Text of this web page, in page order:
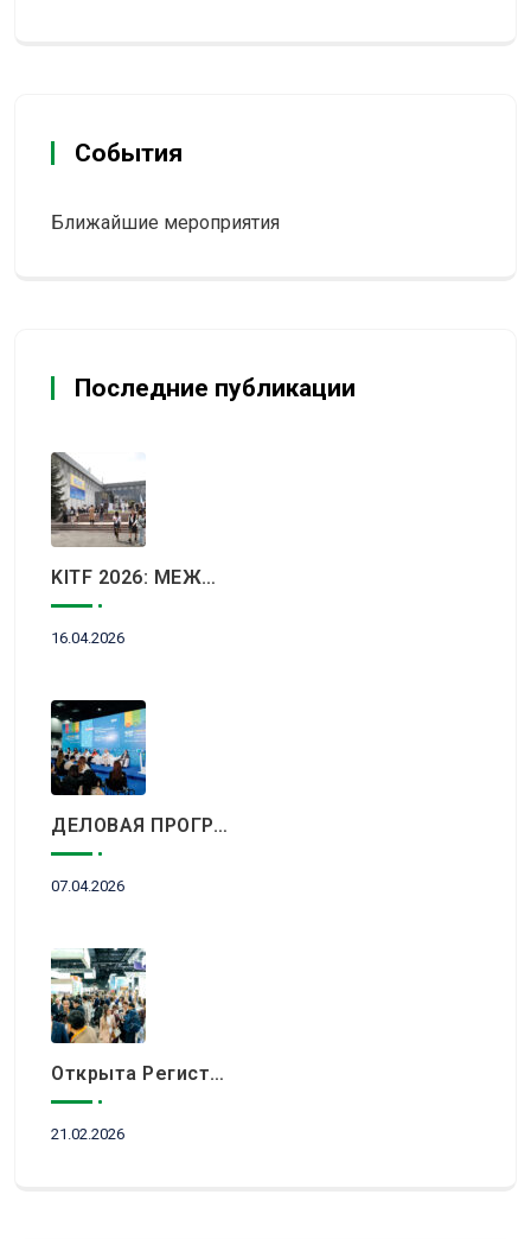
События
Ближайшие мероприятия
Последние публикации
KITF 2026: МЕЖДУНАРОДНЫЙ ТУРИСТИЧЕСКИЙ РЫНОК ВСТРЕТИТСЯ В АЛМАТЫ
16.04.2026
ДЕЛОВАЯ ПРОГРАММА KITF 2026: ВАЖНЕЙШИЕ АСПЕКТЫ РЫНКА ТУРИЗМА В НОВОЙ РЕАЛЬНОСТИ ОБСУДЯТ В АЛМАТЫ
07.04.2026
Открыта Регистрация Посетителей На KITF 2026 — Ключевое Событие Туристической Отрасли Центральной Азии
21.02.2026